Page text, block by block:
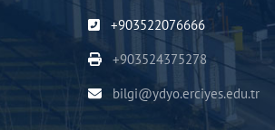
+903522076666
+903524375278
bilgi@ydyo.erciyes.edu.tr